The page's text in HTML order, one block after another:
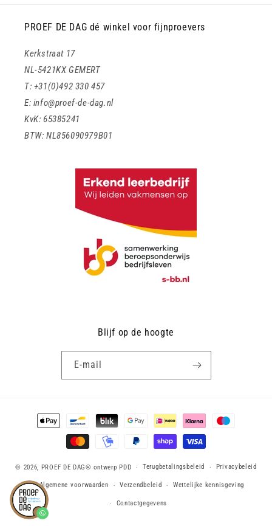
PROEF DE DAG dé winkel voor fijnproevers
Kerkstraat 17
NL-5421KX GEMERT
T: +31(0)492 330 457
E: info@proef-de-dag.nl
KvK: 65385241
BTW: NL856090979B01
Blijf op de hoogte
E‑mail
Betaalmethoden
© 2026, PROEF DE DAG® ontwerp PDD Terugbetalingsbeleid Privacybeleid
Algemene voorwaarden Verzendbeleid Wettelijke kennisgeving
Contactgegevens